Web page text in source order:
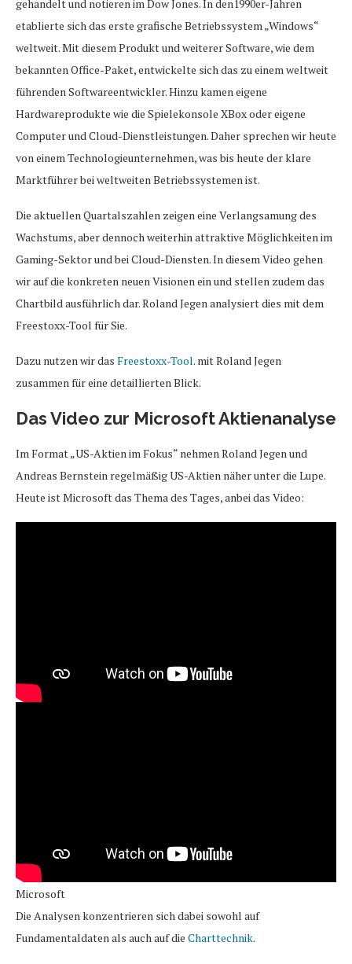
gehandelt und notieren im Dow Jones. In den1990er-Jahren
etablierte sich das erste grafische Betriebssystem „Windows“
weltweit. Mit diesem Produkt und weiterer Software, wie dem
bekannten Office-Paket, entwickelte sich das zu einem weltweit
führenden Softwareentwickler. Hinzu kamen eigene
Hardwareprodukte wie die Spielekonsole XBox oder eigene
Computer und Cloud-Dienstleistungen. Daher sprechen wir heute
von einem Technologieunternehmen, was bis heute der klare
Marktführer bei weltweiten Betriebssystemen ist.
Die aktuellen Quartalszahlen zeigen eine Verlangsamung des
Wachstums, aber dennoch weiterhin attraktive Möglichkeiten im
Gaming-Sektor und bei Cloud-Diensten. In diesem Video gehen
wir auf die konkreten neuen Visionen ein und stellen zudem das
Chartbild ausführlich dar. Roland Jegen analysiert dies mit dem
Freestoxx-Tool für Sie.
Dazu nutzen wir das Freestoxx-Tool. mit Roland Jegen
zusammen für eine detaillierten Blick.
Das Video zur Microsoft Aktienanalyse
Im Format „US-Aktien im Fokus“ nehmen Roland Jegen und
Andreas Bernstein regelmäßig US-Aktien näher unter die Lupe.
Heute ist Microsoft das Thema des Tages, anbei das Video:
Microsoft
Die Analysen konzentrieren sich dabei sowohl auf
Fundamentaldaten als auch auf die Charttechnik.